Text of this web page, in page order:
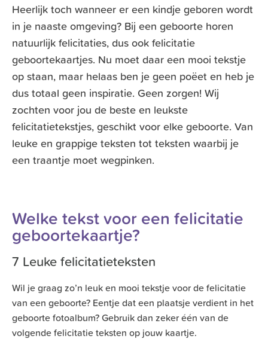
Heerlijk toch wanneer er een kindje geboren wordt
in je naaste omgeving? Bij een geboorte horen
natuurlijk felicitaties, dus ook felicitatie
geboortekaartjes. Nu moet daar een mooi tekstje
op staan, maar helaas ben je geen poëet en heb je
dus totaal geen inspiratie. Geen zorgen! Wij
zochten voor jou de beste en leukste
felicitatietekstjes, geschikt voor elke geboorte. Van
leuke en grappige teksten tot teksten waarbij je
een traantje moet wegpinken.
Welke tekst voor een felicitatie
geboortekaartje?
7 Leuke felicitatieteksten
Wil je graag zo’n leuk en mooi tekstje voor defelicitatie
van een geboorte? Eentje dat een plaatsje verdient in het
geboorte fotoalbum? Gebruik dan zeker één van de
volgende felicitatie teksten op jouw kaartje.